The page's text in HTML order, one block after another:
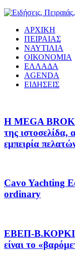
ΑΡΧΙΚΗ
ΠΕΙΡΑΙΑΣ
ΝΑΥΤΙΛΙΑ
ΟΙΚΟΝΟΜΙΑ
ΕΛΛΑΔΑ
AGENDA
ΕΙΔΗΣΕΙΣ
Η MEGA
της ιστοσελίδα,
εμπειρία
Cavo Yachting
ordinary
EΒΕΠ-
είναι το